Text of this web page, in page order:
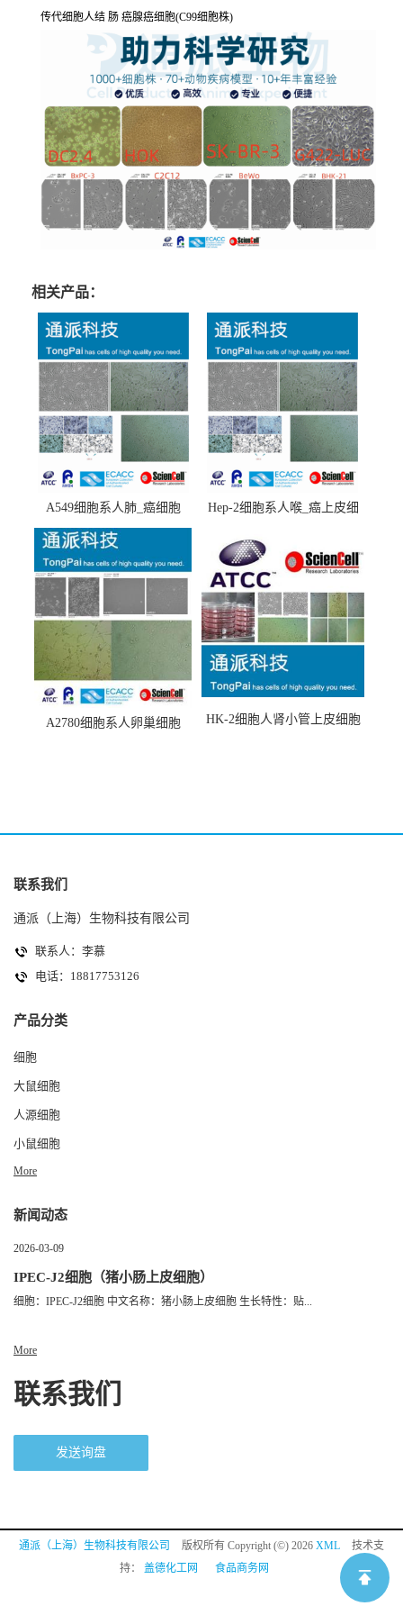
传代细胞人结 肠 癌腺癌细胞(C99细胞株)
相关产品：
A549细胞系人肺_癌细胞
(A549细胞)
Hep-2细胞系人喉_癌上皮细
A2780细胞系人卵巢细胞
HK-2细胞人肾小管上皮细胞
联系我们
通派（上海）生物科技有限公司
联系人：李慕
电话：18817753126
产品分类
细胞
大鼠细胞
人源细胞
小鼠细胞
More
新闻动态
2026-03-09
IPEC-J2细胞（猪小肠上皮细胞）
细胞：IPEC-J2细胞 中文名称：猪小肠上皮细胞 生长特性：贴...
More
联系我们
发送询盘
通派（上海）生物科技有限公司 版权所有 Copyright (©) 2026 XML
技术支
持： 盖德化工网 食品商务网